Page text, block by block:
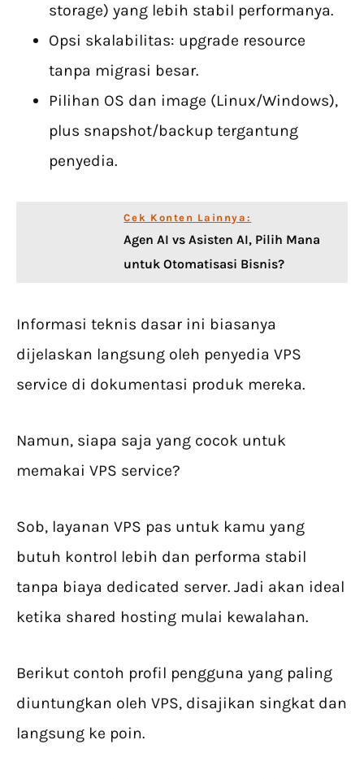
storage) yang lebih stabil performanya.
Opsi skalabilitas: upgrade resource
tanpa migrasi besar.
Pilihan OS dan image (Linux/Windows),
plus snapshot/backup tergantung
penyedia.
Cek Konten Lainnya:
Agen AI vs Asisten AI, Pilih Mana
untuk Otomatisasi Bisnis?
Informasi teknis dasar ini biasanya
dijelaskan langsung oleh penyedia VPS
service di dokumentasi produk mereka.
Namun, siapa saja yang cocok untuk
memakai VPS service?
Sob, layanan VPS pas untuk kamu yang
butuh kontrol lebih dan performa stabil
tanpa biaya dedicated server. Jadi akan ideal
ketika shared hosting mulai kewalahan.
Berikut contoh profil pengguna yang paling
diuntungkan oleh VPS, disajikan singkat dan
langsung ke poin.